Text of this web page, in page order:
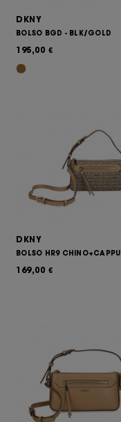
DKNY
BOLSO BGD - BLK/GOLD
195,00 €
DKNY
BOLSO HR9 CHINO+CAPPU
169,00 €